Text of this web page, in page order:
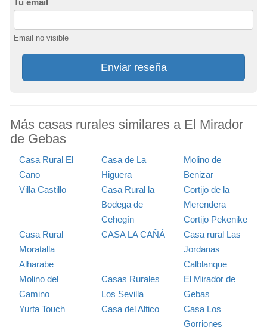
Tu email
Email no visible
Enviar reseña
Más casas rurales similares a El Mirador
de Gebas
Casa Rural El
Cano
Casa de La
Higuera
Molino de
Benizar
Villa Castillo
Casa Rural la
Bodega de
Cehegín
Cortijo de la
Merendera
Cortijo Pekenike
Casa Rural
Moratalla
Alharabe
CASA LA CAÑÁ
Casa rural Las
Jordanas
Calblanque
Molino del
Camino
Casas Rurales
Los Sevilla
El Mirador de
Gebas
Yurta Touch
Casa del Altico
Casa Los
Gorriones